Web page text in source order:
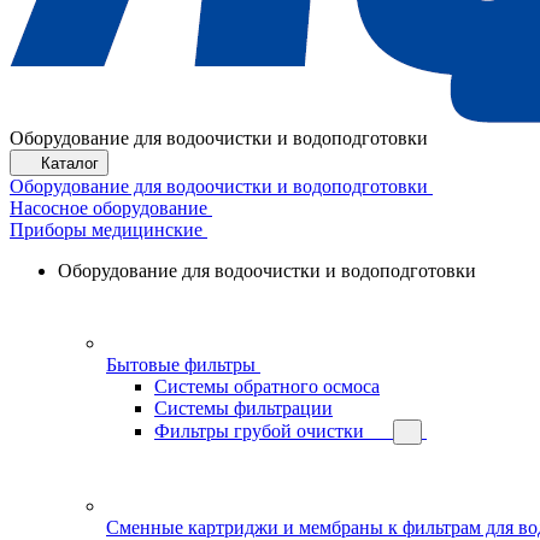
Оборудование для водоочистки и водоподготовки
Каталог
Оборудование для водоочистки и водоподготовки
Насосное оборудование
Приборы медицинские
Оборудование для водоочистки и водоподготовки
Бытовые фильтры
Системы обратного осмоса
Системы фильтрации
Фильтры грубой очистки
Сменные картриджи и мембраны к фильтрам для